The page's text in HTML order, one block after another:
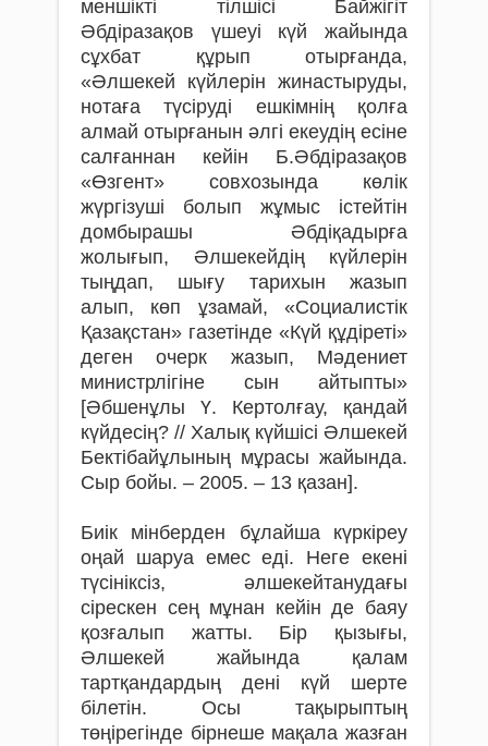
меншікті тілшісі Байжігіт
Әбдіразақов үшеуі күй жайында
сұхбат құрып отырғанда,
«Әлшекей күйлерін жинастыруды,
нотаға түсіруді ешкімнің қолға
алмай отырғанын әлгі екеудің есіне
салғаннан кейін Б.Әбдіразақов
«Өзгент» совхозында көлік
жүргізуші болып жұмыс істейтін
домбырашы Әбдіқадырға
жолығып, Әлшекейдің күйлерін
тыңдап, шығу тарихын жазып
алып, көп ұзамай, «Социалистік
Қазақстан» газетінде «Күй құдіреті»
деген очерк жазып, Мәдениет
министрлігіне сын айтыпты»
[Әбшенұлы Ү. Кертолғау, қандай
күйдесің? // Халық күйшісі Әлшекей
Бектібайұлының мұрасы жайында.
Сыр бойы. – 2005. – 13 қазан].
Биік мінберден бұлайша күркіреу
оңай шаруа емес еді. Неге екені
түсініксіз, әлшекейтанудағы
сірескен сең мұнан кейін де баяу
қозғалып жатты. Бір қызығы,
Әлшекей жайында қалам
тартқандардың дені күй шерте
білетін. Осы тақырыптың
төңірегінде бірнеше мақала жазған